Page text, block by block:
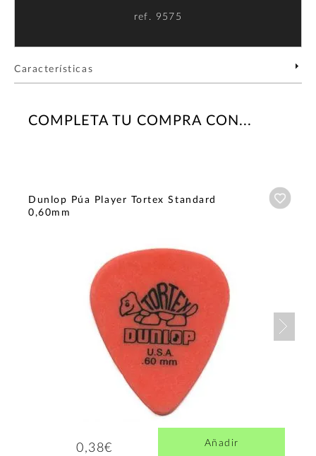
ref. 9575
Características
COMPLETA TU COMPRA CON...
Dunlop Púa Player Tortex Standard
0,60mm
0,38€ Añadir